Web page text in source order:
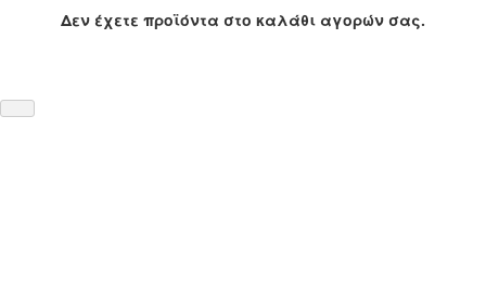
Δεν έχετε προϊόντα στο καλάθι αγορών σας.